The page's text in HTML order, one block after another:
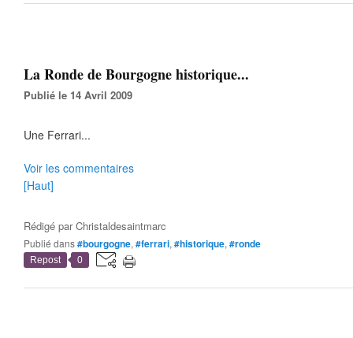
La Ronde de Bourgogne historique...
Publié le 14 Avril 2009
Une Ferrari...
Voir les commentaires
[Haut]
Rédigé parChristaldesaintmarc
Publié dans#bourgogne, #ferrari, #historique, #ronde
Repost 0